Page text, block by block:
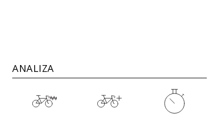
ANALIZA